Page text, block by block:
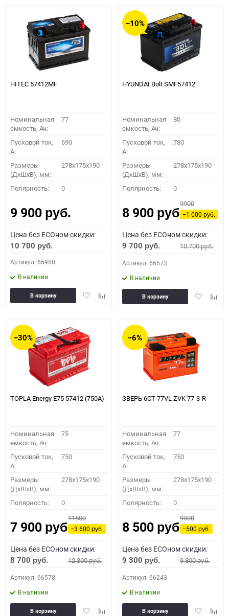
HITEC 57412MF
Номинальная
емкость, Ач:
77
Пусковой ток,
A:
690
Размеры
(ДхШхВ), мм:
278x175x190
Полярность: 0
9 900 руб.
Цена без ECOном скидки:
10 700 руб.
Артикул: 66950
В наличии
ДобавитьДобавить
В корзину
−10%
HYUNDAI Bolt SMF57412
Номинальная
емкость, Ач:
80
Пусковой ток,
A:
780
Размеры
(ДхШхВ), мм:
278x175x190
Полярность: 0
8 900 руб.
9900
−1 000руб.
Цена без ECOном скидки:
9 700 руб. 10 700руб.
Артикул: 66673
В наличии
Добавить
В корзину
−30%
TOPLA Energy E75 57412 (750A)
Номинальная
емкость, Ач:
75
Пусковой ток,
A:
750
Размеры
(ДхШхВ), мм:
278x175x190
Полярность: 0
7 900 руб.
11500
−3 600руб.
Цена без ECOном скидки:
8 700 руб. 12 300руб.
Артикул: 66578
В наличии
ДобавитьДобавить
В корзину
−6%
ЗВЕРЬ 6СТ-77VL ZVK 77-3-R
Номинальная
емкость, Ач:
77
Пусковой ток,
A:
750
Размеры
(ДхШхВ), мм:
278x175x190
Полярность: 0
8 500 руб.
9000
−500руб.
Цена без ECOном скидки:
9 300 руб. 9 800руб.
Артикул: 66243
В наличии
Добавить
В корзину